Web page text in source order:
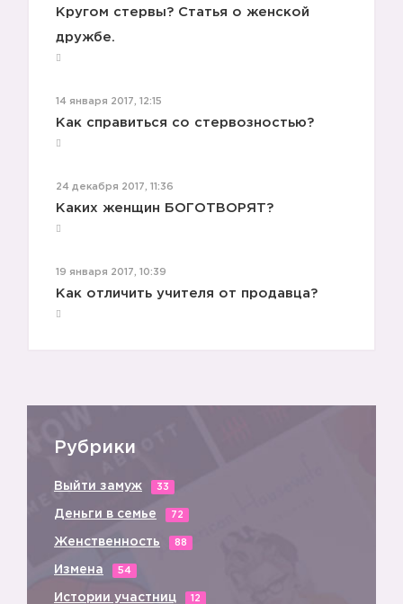
Кругом стервы? Статья о женской
дружбе.
14 января 2017, 12:15
Как справиться со стервозностью?
24 декабря 2017, 11:36
Каких женщин БОГОТВОРЯТ?
19 января 2017, 10:39
Как отличить учителя от продавца?
Рубрики
Выйти замуж 33
Деньги в семье 72
Женственность 88
Измена 54
Истории участниц 12